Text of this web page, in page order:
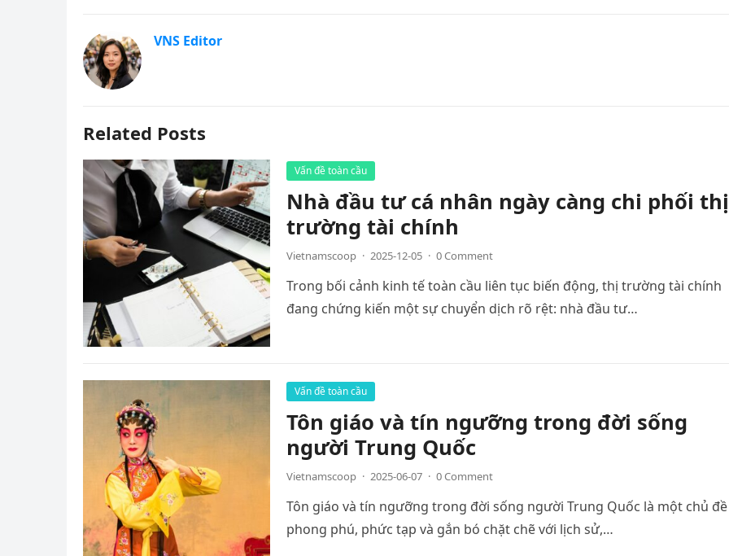
VNS Editor
Related Posts
Vấn đề toàn cầu
Nhà đầu tư cá nhân ngày càng chi phối thị
trường tài chính
Vietnamscoop · 2025-12-05 · 0 Comment
Trong bối cảnh kinh tế toàn cầu liên tục biến động, thị trường tài chính
đang chứng kiến một sự chuyển dịch rõ rệt: nhà đầu tư…
Vấn đề toàn cầu
Tôn giáo và tín ngưỡng trong đời sống
người Trung Quốc
Vietnamscoop · 2025-06-07 · 0 Comment
Tôn giáo và tín ngưỡng trong đời sống người Trung Quốc là một chủ đề
phong phú, phức tạp và gắn bó chặt chẽ với lịch sử,…